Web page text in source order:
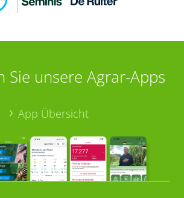
Sie unsere Agrar-Apps
App Übersicht